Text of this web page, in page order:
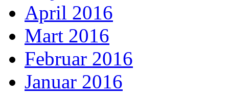
April 2016
Mart 2016
Februar 2016
Januar 2016